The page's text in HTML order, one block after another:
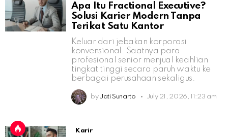
Apa Itu Fractional Executive?
Solusi Karier Modern Tanpa
Terikat Satu Kantor
Keluar dari jebakan korporasi
konvensional. Saatnya para
profesional senior menjual keahlian
tingkat tinggi secara paruh waktu ke
berbagai perusahaan sekaligus.
by Jati Sunarto July 21, 2026, 11:23 am
Karir